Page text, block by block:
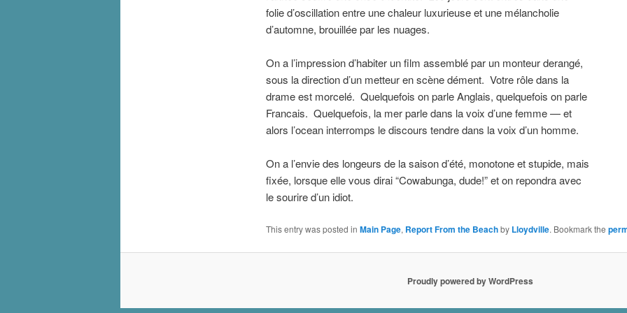
folie d’oscillation entre une chaleur luxurieuse et une mélancholie
d’automne, brouillée par les nuages.
On a l’impression d’habiter un film assemblé par un monteur derangé,
sous la direction d’un metteur en scène dément. Votre rôle dans la
drame est morcelé. Quelquefois on parle Anglais, quelquefois on parle
Francais. Quelquefois, la mer parle dans la voix d’une femme — et
alors l’ocean interromps le discours tendre dans la voix d’un homme.
On a l’envie des longeurs de la saison d’été, monotone et stupide, mais
fixée, lorsque elle vous dirai “Cowabunga, dude!” et on repondra avec
le sourire d’un idiot.
This entry was posted in Main Page, Report From the Beachby Lloydville. Bookmark the
Proudly powered by WordPress